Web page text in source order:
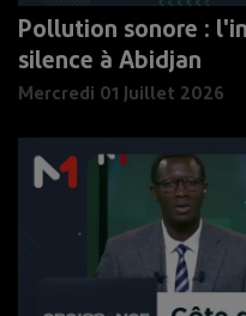
Pollution sonore :
silence à Abidjan
Mercredi 01 Juillet 2026